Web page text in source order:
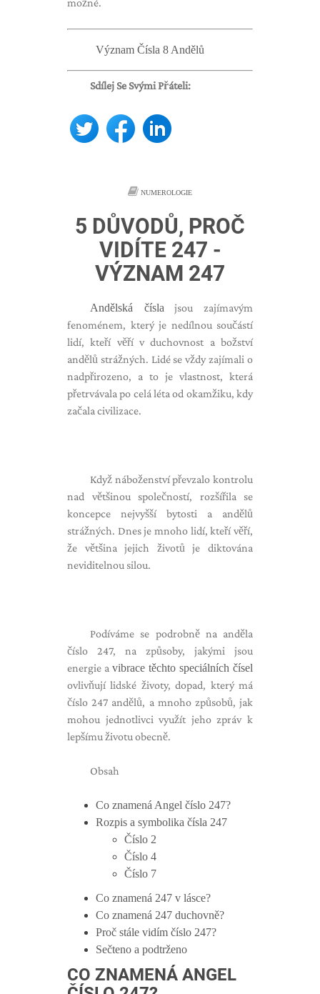
možné.
Význam Čísla 8 Andělů
Sdílej Se Svými Přáteli:
NUMEROLOGIE
5 DŮVODŮ, PROČ
VIDÍTE 247 -
VÝZNAM 247
Andělská čísla jsou zajímavým
fenoménem, ​​který je nedílnou součástí
lidí, kteří věří v duchovnost a božství
andělů strážných. Lidé se vždy zajímali o
nadpřirozeno, a to je vlastnost, která
přetrvávala po celá léta od okamžiku, kdy
začala civilizace.
Když náboženství převzalo kontrolu
nad většinou společností, rozšířila se
koncepce nejvyšší bytosti a andělů
strážných. Dnes je mnoho lidí, kteří věří,
že většina jejich životů je diktována
neviditelnou silou.
Podíváme se podrobně na anděla
číslo 247, na způsoby, jakými jsou
energie a vibrace těchto speciálních čísel
ovlivňují lidské životy, dopad, který má
číslo 247 andělů, a mnoho způsobů, jak
mohou jednotlivci využít jeho zpráv k
lepšímu životu obecně.
Obsah
Co znamená Angel číslo 247?
Rozpis a symbolika čísla 247
Číslo 2
Číslo 4
Číslo 7
Co znamená 247 v lásce?
Co znamená 247 duchovně?
Proč stále vidím číslo 247?
Sečteno a podtrženo
CO ZNAMENÁ ANGEL